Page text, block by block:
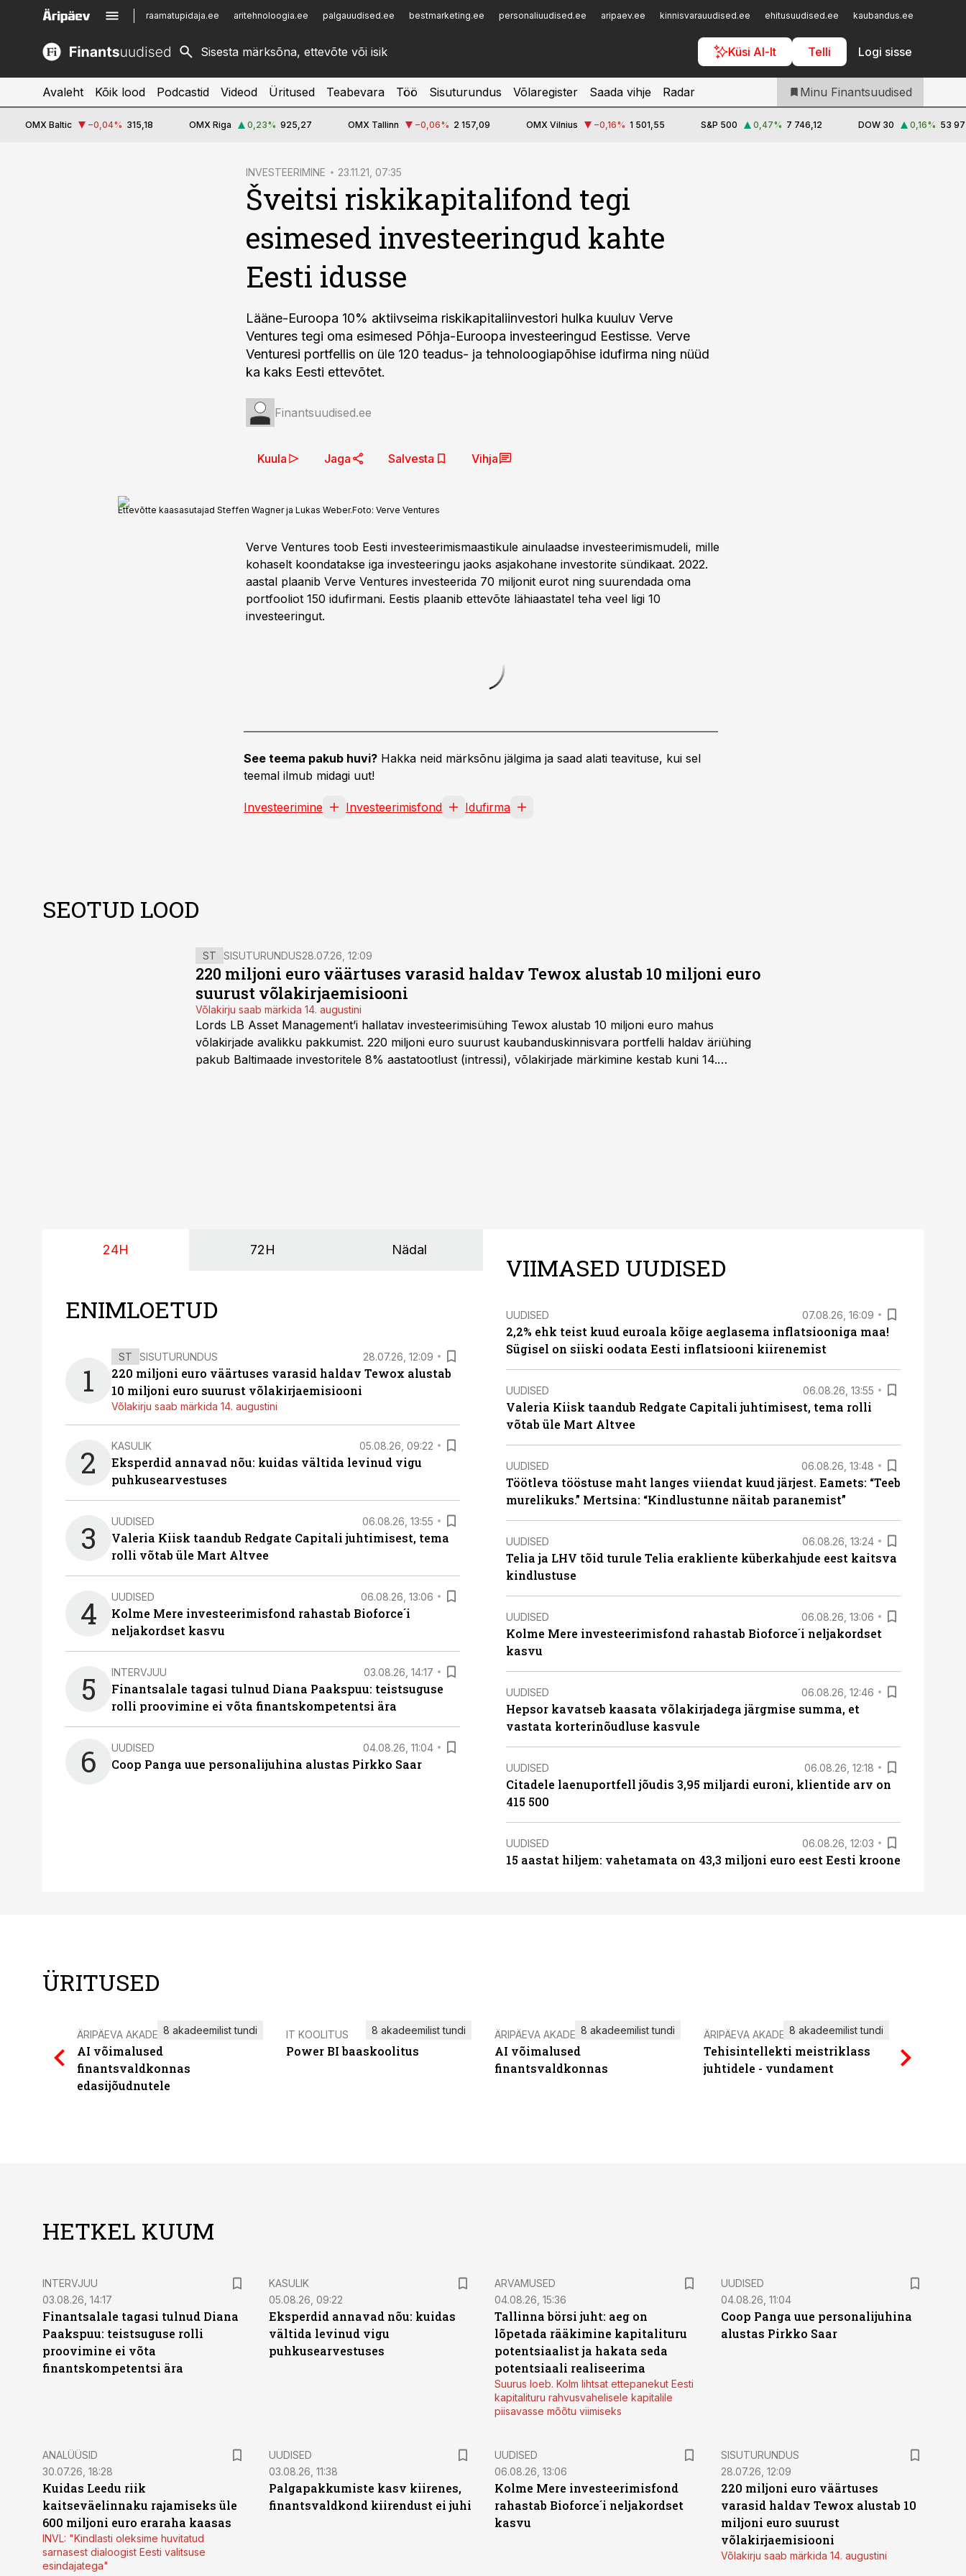
raamatupidaja.ee aritehnoloogia.ee palgauudised.ee bestmarketing.ee personaliuudised.ee aripaev.ee kinnisvarauudised.ee ehitusuudised.ee kaubandus.ee
Küsi AI-lt Telli Logi sisse
kinnisvarauudised.ee
logistikauudised.ee
imelineajalugu.ee
Infopank
Iseteenindus
Telli Finantsuudised
Avaleht Kõik lood Podcastid Videod Üritused Teabevara Töö Sisuturundus Võlaregister Saada vihje Radar Minu Finantsuudised
OMX Baltic −0,04% 315,18 OMX Riga 0,23% 925,27 OMX Tallinn −0,06% 2 157,09 OMX Vilnius −0,16% 1 501,55 S&P 500 0,47% 7 746,12 DOW 30 0,16% 53
INVESTEERIMINE 23.11.21, 07:35
Šveitsi riskikapitalifond tegi
esimesed investeeringud kahte
Eesti idusse
Lääne-Euroopa 10% aktiivseima riskikapitaliinvestori hulka kuuluv Verve
Ventures tegi oma esimesed Põhja-Euroopa investeeringud Eestisse. Verve
Venturesi portfellis on üle 120 teadus- ja tehnoloogiapõhise idufirma ning nüüd
ka kaks Eesti ettevõtet.
Finantsuudised.ee
Kuula Jaga Salvesta Vihja
Ettevõtte kaasasutajad Steffen Wagner ja Lukas Weber.Foto: Verve Ventures
Verve Ventures toob Eesti investeerimismaastikule ainulaadse investeerimismudeli, mille
kohaselt koondatakse iga investeeringu jaoks asjakohane investorite sündikaat. 2022.
aastal plaanib Verve Ventures investeerida 70 miljonit eurot ning suurendada oma
portfooliot 150 idufirmani. Eestis plaanib ettevõte lähiaastatel teha veel ligi 10
investeeringut.
See teema pakub huvi? Hakka neid märksõnu jälgima ja saad alati teavituse, kui sel
teemal ilmub midagi uut!
Investeerimine Investeerimisfond Idufirma
SEOTUD LOOD
ST SISUTURUNDUS28.07.26, 12:09
220 miljoni euro väärtuses varasid haldav Tewox alustab 10 miljoni euro
suurust võlakirjaemisiooni
Võlakirju saab märkida 14. augustini
Lords LB Asset Management’i hallatav investeerimisühing Tewox alustab 10 miljoni euro mahus
võlakirjade avalikku pakkumist. 220 miljoni euro suurust kaubanduskinnisvara portfelli haldav äriühing
pakub Baltimaade investoritele 8% aastatootlust (intressi), võlakirjade märkimine kestab kuni 14.
24H 72H Nädal
ENIMLOETUD
1
ST SISUTURUNDUS 28.07.26, 12:09
220 miljoni euro väärtuses varasid haldav Tewox alustab
10 miljoni euro suurust võlakirjaemisiooni
Võlakirju saab märkida 14. augustini
2 KASULIK 05.08.26, 09:22
Eksperdid annavad nõu: kuidas vältida levinud vigu
puhkusearvestuses
3 UUDISED 06.08.26, 13:55
Valeria Kiisk taandub Redgate Capitali juhtimisest, tema
rolli võtab üle Mart Altvee
4 UUDISED 06.08.26, 13:06
Kolme Mere investeerimisfond rahastab Bioforce´i
neljakordset kasvu
5 INTERVJUU 03.08.26, 14:17
Finantsalale tagasi tulnud Diana Paakspuu: teistsuguse
rolli proovimine ei võta finantskompetentsi ära
6 UUDISED 04.08.26, 11:04
Coop Panga uue personalijuhina alustas Pirkko Saar
VIIMASED UUDISED
UUDISED 07.08.26, 16:09
2,2% ehk teist kuud euroala kõige aeglasema inflatsiooniga maa!
Sügisel on siiski oodata Eesti inflatsiooni kiirenemist
UUDISED 06.08.26, 13:55
Valeria Kiisk taandub Redgate Capitali juhtimisest, tema rolli
võtab üle Mart Altvee
UUDISED 06.08.26, 13:48
Töötleva tööstuse maht langes viiendat kuud järjest. Eamets: “Teeb
murelikuks.” Mertsina: “Kindlustunne näitab paranemist”
UUDISED 06.08.26, 13:24
Telia ja LHV tõid turule Telia erakliente küberkahjude eest kaitsva
kindlustuse
UUDISED 06.08.26, 13:06
Kolme Mere investeerimisfond rahastab Bioforce´i neljakordset
kasvu
UUDISED 06.08.26, 12:46
Hepsor kavatseb kaasata võlakirjadega järgmise summa, et
vastata korterinõudluse kasvule
UUDISED 06.08.26, 12:18
Citadele laenuportfell jõudis 3,95 miljardi euroni, klientide arv on
415 500
UUDISED 06.08.26, 12:03
15 aastat hiljem: vahetamata on 43,3 miljoni euro eest Eesti kroone
ÜRITUSED
ÄRIPÄEVA AKADEEMIA
AI võimalused
finantsvaldkonnas
edasijõudnutele
8 akadeemilist tundi IT KOOLITUS
Power BI baaskoolitus
8 akadeemilist tundi ÄRIPÄEVA AKADEEMIA
AI võimalused
finantsvaldkonnas
8 akadeemilist tundi ÄRIPÄEVA AKADEEMIA
Tehisintellekti meistriklass
juhtidele - vundament
8 akadeemilist tundi
HETKEL KUUM
INTERVJUU
03.08.26, 14:17
Finantsalale tagasi tulnud Diana
Paakspuu: teistsuguse rolli
proovimine ei võta
finantskompetentsi ära
KASULIK
05.08.26, 09:22
Eksperdid annavad nõu: kuidas
vältida levinud vigu
puhkusearvestuses
ARVAMUSED
04.08.26, 15:36
Tallinna börsi juht: aeg on
lõpetada rääkimine kapitalituru
potentsiaalist ja hakata seda
potentsiaali realiseerima
Suurus loeb. Kolm lihtsat ettepanekut Eesti
kapitalituru rahvusvahelisele kapitalile
piisavasse mõõtu viimiseks
UUDISED
04.08.26, 11:04
Coop Panga uue personalijuhina
alustas Pirkko Saar
ANALÜÜSID
30.07.26, 18:28
Kuidas Leedu riik
kaitseväelinnaku rajamiseks üle
600 miljoni euro eraraha kaasas
INVL: "Kindlasti oleksime huvitatud
sarnasest dialoogist Eesti valitsuse
esindajatega"
UUDISED
03.08.26, 11:38
Palgapakkumiste kasv kiirenes,
finantsvaldkond kiirendust ei juhi
UUDISED
06.08.26, 13:06
Kolme Mere investeerimisfond
rahastab Bioforce´i neljakordset
kasvu
ST
SISUTURUNDUS
28.07.26, 12:09
220 miljoni euro väärtuses
varasid haldav Tewox alustab 10
miljoni euro suurust
võlakirjaemisiooni
Võlakirju saab märkida 14. augustini